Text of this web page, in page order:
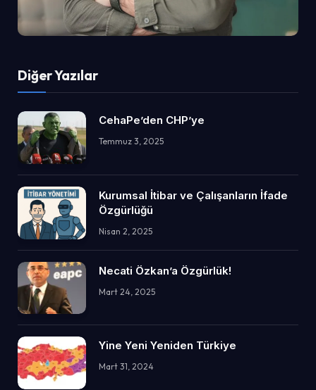
Diğer Yazılar
CehaPe’den CHP’ye
Temmuz 3, 2025
Kurumsal İtibar ve Çalışanların İfade
Özgürlüğü
Nisan 2, 2025
Necati Özkan’a Özgürlük!
Mart 24, 2025
Yine Yeni Yeniden Türkiye
Mart 31, 2024